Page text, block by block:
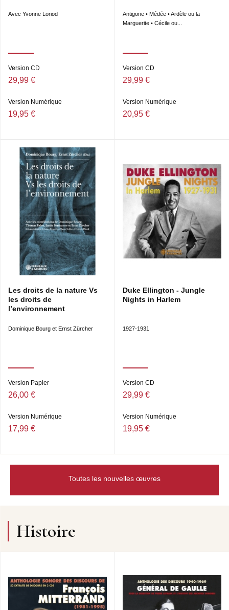
Avec Yvonne Loriod
Version CD
29,99 €
Version Numérique
19,95 €
Antigone • Médée • Ardèle ou la
Marguerite • Cécile ou...
Version CD
29,99 €
Version Numérique
20,95 €
Les droits de la nature Vs
les droits de
l’environnement
Dominique Bourg et Ernst Zürcher
Version Papier
26,00 €
Version Numérique
17,99 €
Duke Ellington - Jungle
Nights in Harlem
1927-1931
Version CD
29,99 €
Version Numérique
19,95 €
Toutes les nouvelles œuvres
Histoire